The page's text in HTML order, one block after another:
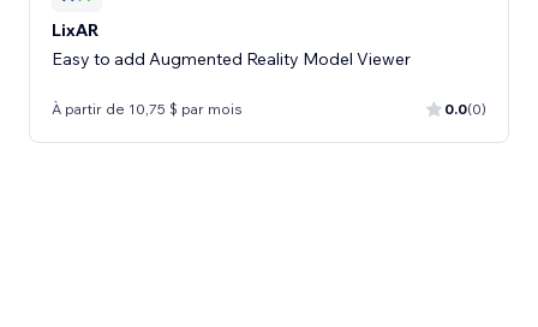
LixAR
Easy to add Augmented Reality Model Viewer
À partir de 10,75 $ par mois 0.0(0)